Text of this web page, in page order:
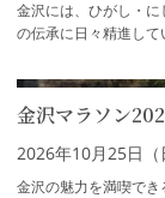
金沢には、ひがし・
の伝承に日々精進し
金沢マラソン
2026年10月25日（
金沢の魅力を満喫で